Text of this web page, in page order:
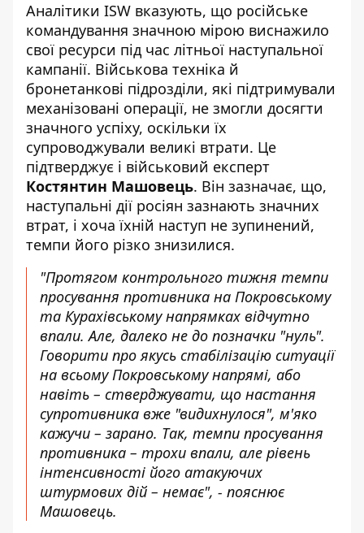
Аналітики ISW вказують, що російське
командування значною мірою виснажило
свої ресурси під час літньої наступальної
кампанії. Військова техніка й
бронетанкові підрозділи, які підтримували
механізовані операції, не змогли досягти
значного успіху, оскільки їх
супроводжували великі втрати. Це
підтверджує і військовий експерт
Костянтин Машовець. Він зазначає, що,
наступальні дії росіян зазнають значних
втрат, і хоча їхній наступ не зупинений,
темпи його різко знизилися.
"Протягом контрольного тижня темпи
просування противника на Покровському
та Курахівському напрямках відчутно
впали. Але, далеко не до позначки "нуль".
Говорити про якусь стабілізацію ситуації
на всьому Покровському напрямі, або
навіть – стверджувати, що настання
супротивника вже "видихнулося", м'яко
кажучи – зарано. Так, темпи просування
противника – трохи впали, але рівень
інтенсивності його атакуючих
штурмових дій – немає", - пояснює
Машовець.